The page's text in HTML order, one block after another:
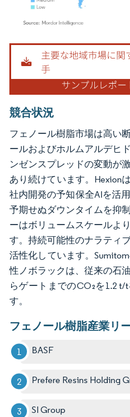
画像 © Mordor Intelligence。再利用
競合状況
フェノール樹脂市場は高い
ールおよびホルムアルデヒ
ンゼンスプレッドの変動が
あり続けています。Hexion
社内開発の予知保全AIを活
予期せぬダウンタイムを抑
ーはボリュームスケールよ
す。持続可能性のナラティ
活性化しています。
性ノボラックは、従来の石
らゲートまでのCO₂を1.2
す。
フェノール樹脂産業リ
BASF
Prefere Resins Holding
SI Group